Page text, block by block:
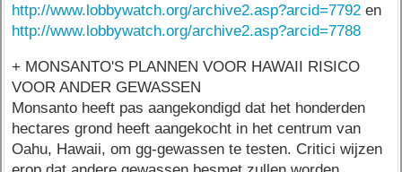
http://www.lobbywatch.org/archive2.asp?arcid=7792 en
http://www.lobbywatch.org/archive2.asp?arcid=7788
+ MONSANTO'S PLANNEN VOOR HAWAII RISICO
VOOR ANDER GEWASSEN
Monsanto heeft pas aangekondigd dat het honderden
hectares grond heeft aangekocht in het centrum van
Oahu, Hawaii, om gg-gewassen te testen. Critici wijzen